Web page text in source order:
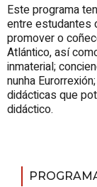
Este programa
entre estudantes
promover o
Atlántico, así
inmaterial;
nunha
didácticas que
didáctico.